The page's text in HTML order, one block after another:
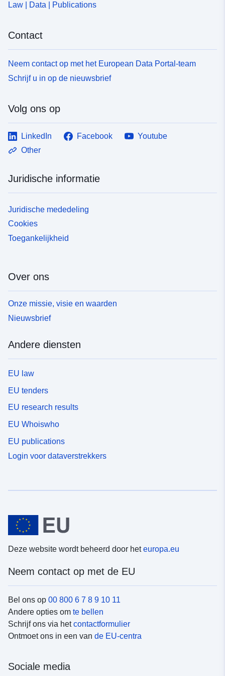
Law | Data | Publications
Contact
Neem contact op met het European Data Portal-team
Schrijf u in op de nieuwsbrief
Volg ons op
LinkedIn Facebook
Youtube
Other
Juridische informatie
Juridische mededeling
Cookies
Toegankelijkheid
Over ons
Onze missie, visie en waarden
Nieuwsbrief
Andere diensten
EU law
EU tenders
EU research results
EU Whoiswho
EU publications
Login voor dataverstrekkers
Deze website wordt beheerd door heteuropa.eu
Neem contact op met de EU
Bel ons op 00 800 6 7 8 9 10 11
Andere opties om te bellen
Schrijf ons via hetcontactformulier
Ontmoet ons in een van de EU-centra
Sociale media